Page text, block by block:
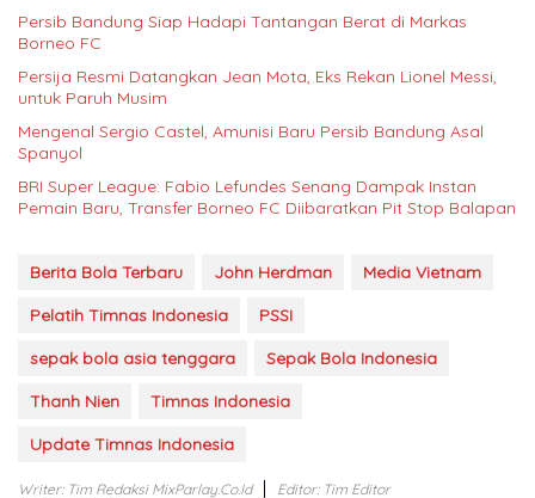
Persib Bandung Siap Hadapi Tantangan Berat di Markas
Borneo FC
Persija Resmi Datangkan Jean Mota, Eks Rekan Lionel Messi,
untuk Paruh Musim
Mengenal Sergio Castel, Amunisi Baru Persib Bandung Asal
Spanyol
BRI Super League: Fabio Lefundes Senang Dampak Instan
Pemain Baru, Transfer Borneo FC Diibaratkan Pit Stop Balapan
Berita Bola Terbaru John Herdman
Media Vietnam
Pelatih Timnas Indonesia
PSSI
sepak bola asia tenggara
Sepak Bola Indonesia
Thanh Nien
Timnas Indonesia
Update Timnas Indonesia
Writer: Tim Redaksi MixParlay.co.id
Editor: Tim Editor